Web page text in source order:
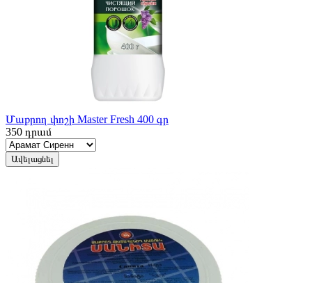
Մաքրող փոշի Master Fresh 400 գր
350 դրամ
Ավելացնել